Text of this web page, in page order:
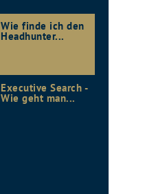
Wie finde ich den
Headhunter...
Executive Search -
Wie geht man...